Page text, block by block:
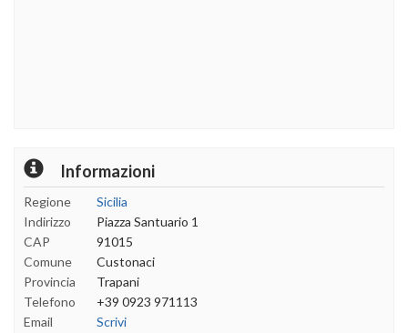
Informazioni
Regione
Sicilia
Indirizzo
Piazza Santuario 1
CAP
91015
Comune
Custonaci
Provincia
Trapani
Telefono
+39 0923 971113
Email
Scrivi